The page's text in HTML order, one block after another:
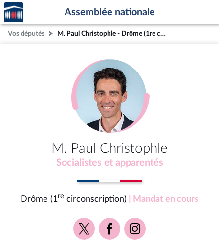
Aller au contenu
Aller en bas de la page
Accèder
à la
page
d'accueil
Assemblée nationale
Vos députés M. Paul Christophle - Drôme (1re circonscription)
M. Paul Christophle
Socialistes et apparentés
Drôme (1re circonscription) | Mandat en cours
Voir
la
Voir
la
Voir
la